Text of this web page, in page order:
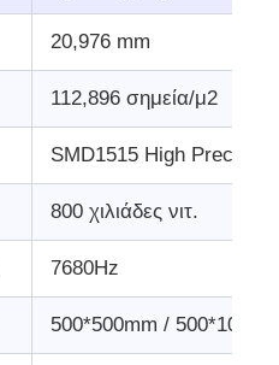
20,976 mm
112,896 σημεία/μ2
SMD1515 High
800 χιλιάδες νιτ.
7680Hz
500*500mm /